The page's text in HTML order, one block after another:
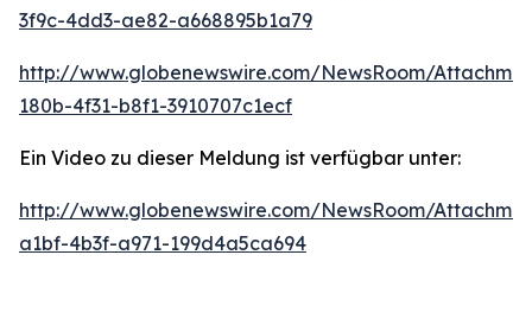
3f9c-4dd3-ae82-a668895b1a79
http://www.globenewswire.com/NewsRoom/
180b-4f31-b8f1-3910707c1ecf
Ein Video zu dieser Meldung ist verfügbar unter:
http://www.globenewswire.com/NewsRoom/
a1bf-4b3f-a971-199d4a5ca694